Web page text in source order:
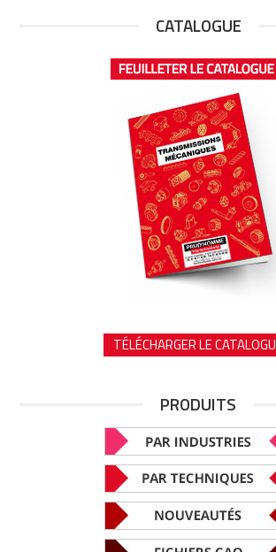
CATALOGUE
TÉLÉCHARGER LE
PRODUITS